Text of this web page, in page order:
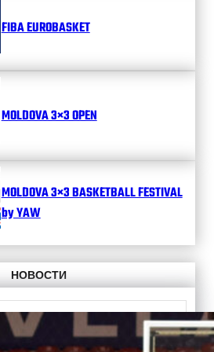
FIBA EUROBASKET
MOLDOVA 3×3 OPEN
MOLDOVA 3×3 BASKETBALL FESTIVAL
by YAW
НОВОСТИ